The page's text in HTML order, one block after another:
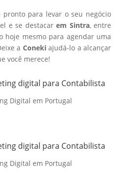
pronto para levar o seu negócio
e se destacarem Sintra, entre
hoje mesmo para agendar uma
a Conekiajudá-lo a alcançar
você merece!
digital para Contabilista
Digital em Portugal
digital para Contabilista
Digital em Portugal